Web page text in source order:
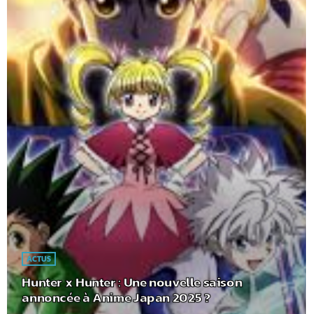
ACTUS
Hunter x Hunter : Une nouvelle saison
annoncée à Anime Japan 2025 ?